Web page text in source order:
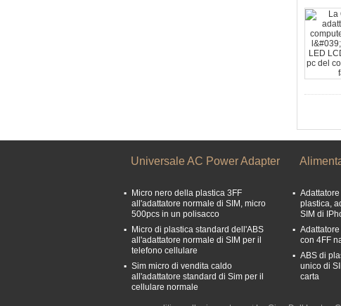
Universale AC Power Adapter
Micro nero della plastica 3FF
all'adattatore normale di SIM, micro
500pcs in un polisacco
Micro di plastica standard dell'ABS
all'adattatore normale di SIM per il
telefono cellulare
Sim micro di vendita caldo
all'adattatore standard di Sim per il
cellulare normale
plastica,
SIM di
con 4FF
ABS di
unico di
carta